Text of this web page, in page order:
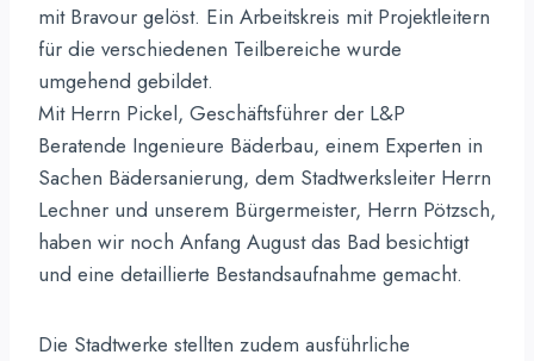
mit Bravour gelöst. Ein Arbeitskreis mit Projektleitern
für die verschiedenen Teilbereiche wurde
umgehend gebildet.
Mit Herrn Pickel, Geschäftsführer der L&P
Beratende Ingenieure Bäderbau, einem Experten in
Sachen Bädersanierung, dem Stadtwerksleiter Herrn
Lechner und unserem Bürgermeister, Herrn Pötzsch,
haben wir noch Anfang August das Bad besichtigt
und eine detaillierte Bestandsaufnahme gemacht.
Die Stadtwerke stellten zudem ausführliche